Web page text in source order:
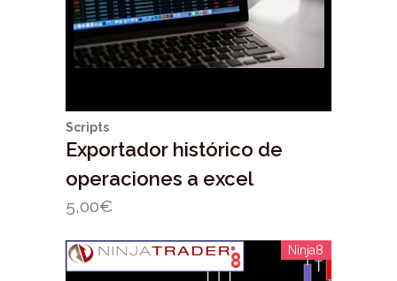
Scripts
Exportador histórico de
operaciones a excel
5,00€
Ninja8